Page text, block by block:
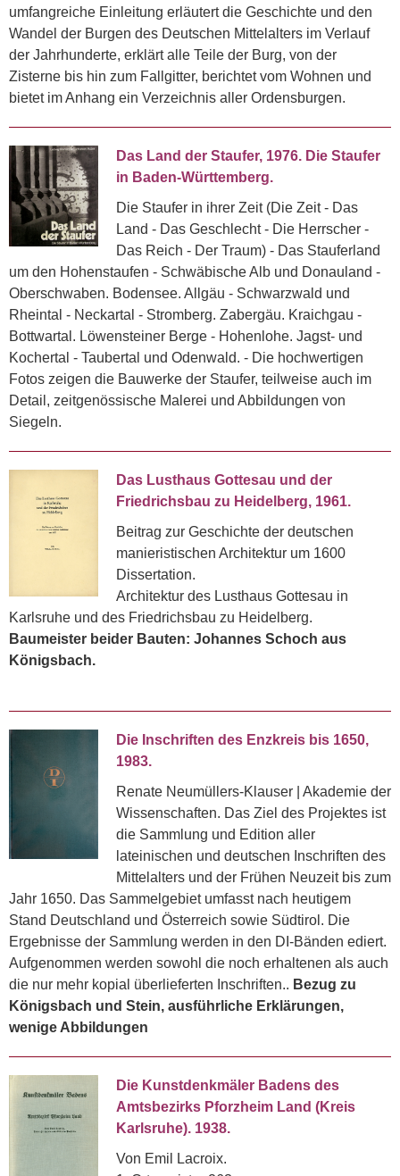
umfangreiche Einleitung erläutert die Geschichte und den
Wandel der Burgen des Deutschen Mittelalters im Verlauf
der Jahrhunderte, erklärt alle Teile der Burg, von der
Zisterne bis hin zum Fallgitter, berichtet vom Wohnen und
bietet im Anhang ein Verzeichnis aller Ordensburgen.
Das Land der Staufer, 1976. Die Staufer
in Baden-Württemberg.
Die Staufer in ihrer Zeit (Die Zeit - Das
Land - Das Geschlecht - Die Herrscher -
Das Reich - Der Traum) - Das Stauferland
um den Hohenstaufen - Schwäbische Alb und Donauland -
Oberschwaben. Bodensee. Allgäu - Schwarzwald und
Rheintal - Neckartal - Stromberg. Zabergäu. Kraichgau -
Bottwartal. Löwensteiner Berge - Hohenlohe. Jagst- und
Kochertal - Taubertal und Odenwald. - Die hochwertigen
Fotos zeigen die Bauwerke der Staufer, teilweise auch im
Detail, zeitgenössische Malerei und Abbildungen von
Siegeln.
Das Lusthaus Gottesau und der
Friedrichsbau zu Heidelberg, 1961.
Beitrag zur Geschichte der deutschen
manieristischen Architektur um 1600
Dissertation.
Architektur des Lusthaus Gottesau in
Karlsruhe und des Friedrichsbau zu Heidelberg.
Baumeister beider Bauten: Johannes Schoch aus
Königsbach.
Die Inschriften des Enzkreis bis 1650,
1983.
Renate Neumüllers-Klauser | Akademie der
Wissenschaften. Das Ziel des Projektes ist
die Sammlung und Edition aller
lateinischen und deutschen Inschriften des
Mittelalters und der Frühen Neuzeit bis zum
Jahr 1650. Das Sammelgebiet umfasst nach heutigem
Stand Deutschland und Österreich sowie Südtirol. Die
Ergebnisse der Sammlung werden in den DI-Bänden ediert.
Aufgenommen werden sowohl die noch erhaltenen als auch
die nur mehr kopial überlieferten Inschriften.. Bezug zu
Königsbach und Stein, ausführliche Erklärungen,
wenige Abbildungen
Die Kunstdenkmäler Badens des
Amtsbezirks Pforzheim Land (Kreis
Karlsruhe). 1938.
Von Emil Lacroix.